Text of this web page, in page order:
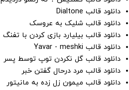
دانلود قالب Dialtone
دانلود قالب شلیک به عروسک
دانلود قالب بیلیارد بازی کردن با تفنگ
دانلود قالب Yavar - meshki
دانلود قالب گل نکردن توپ توسط پسر
دانلود قالب مرد درحال گفتن خبر
دانلود قالب میمون زل زده به مانیتور